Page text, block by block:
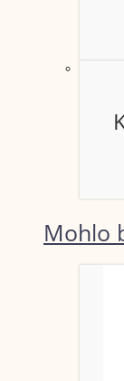
Mohlo